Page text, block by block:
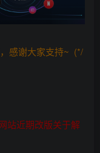
感谢大家支持~ (*/
站近期改版关于解